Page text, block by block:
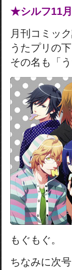
★シルフ11月
月刊コミッ
うたプリの
その名も「
もぐもぐ。
ちなみに次